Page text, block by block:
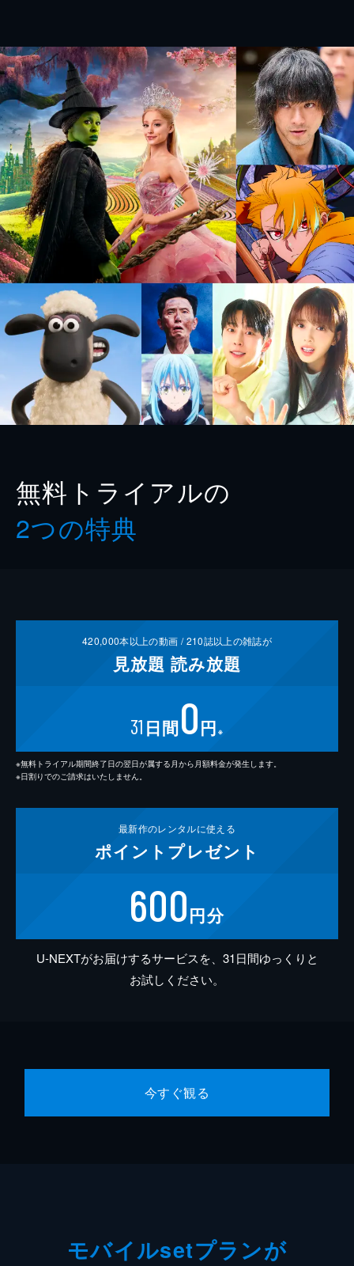
無料トライアルの
2つの特典
420,000本以上の動画 /210誌以上の雑誌が
見放題 読み放題
31 日間0円 ※
※無料トライアル期間終了日の翌日が属する月から月額料金が発生します。
※日割りでのご請求はいたしません。
最新作のレンタルに使える
ポイント プレゼント
600円分
U-NEXTがお届けするサービスを、31日間ゆっくりと
お試しください。
今すぐ観る
モバイルsetプランが